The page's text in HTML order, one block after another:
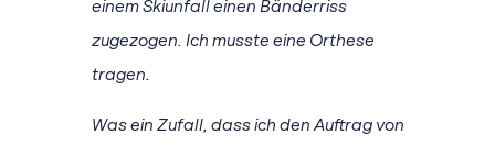
einem Skiunfall einen Bänderriss
zugezogen. Ich musste eine Orthese
tragen.
Was ein Zufall, dass ich den Auftrag von